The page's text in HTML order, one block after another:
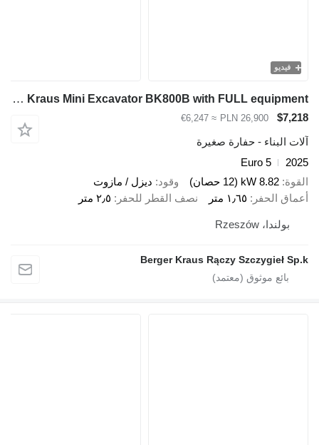
فيديو
Berger Kraus Mini Excavator BK800B with FULL equipment
$7,218
PLN 26,900
≈ €6,247
آلات البناء - حفارة صغيرة
2025
Euro 5
القوة 8.82 kW (12 حصان) وقود ديزل / مازوت
أعماق الحفر
١٫٦٥ متر نصف القطر للحفر ٢٫٥ متر
بولندا، Rzeszów
Berger Kraus Rączy Szczygieł Sp.k